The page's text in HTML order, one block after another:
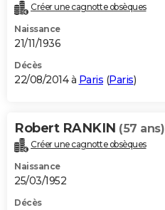
Créer une cagnotte obsèques
Naissance
21/11/1936
Décès
22/08/2014 à Paris (Paris)
Robert RANKIN (57 ans)
Créer une cagnotte obsèques
Naissance
25/03/1952
Décès